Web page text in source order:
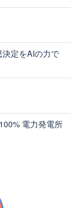
定をAIの力で
電力発電所